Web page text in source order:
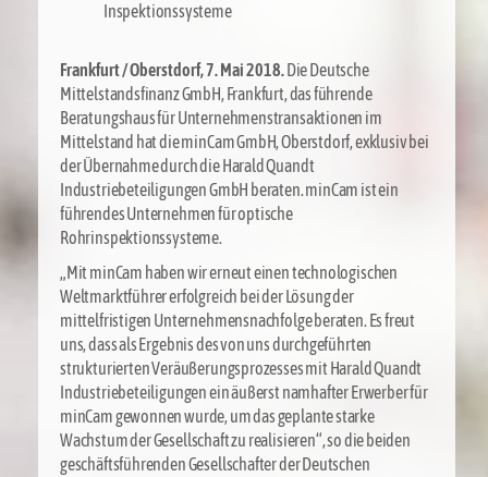
Inspektionssysteme
Frankfurt / Oberstdorf, 7. Mai 2018.Die Deutsche
Mittelstandsfinanz GmbH, Frankfurt, das führende
Beratungshaus für Unternehmenstransaktionen im
Mittelstand hat die minCam GmbH, Oberstdorf, exklusiv bei
der Übernahme durch die Harald Quandt
Industriebeteiligungen GmbH beraten. minCam ist ein
führendes Unternehmen für optische
Rohrinspektionssysteme.
„Mit minCam haben wir erneut einen technologischen
Weltmarktführer erfolgreich bei der Lösung der
mittelfristigen Unternehmensnachfolge beraten. Es freut
uns, dass als Ergebnis des von uns durchgeführten
strukturierten Veräußerungsprozesses mit Harald Quandt
Industriebeteiligungen ein äußerst namhafter Erwerber für
minCam gewonnen wurde, um das geplante starke
Wachstum der Gesellschaft zu realisieren“, so die beiden
geschäftsführenden Gesellschafter der Deutschen